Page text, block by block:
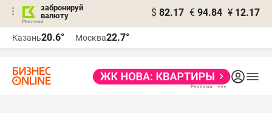
забронируй
валюту
$ 82.17 € 94.84 ¥ 12.17
Казань20.6° Москва22.7°